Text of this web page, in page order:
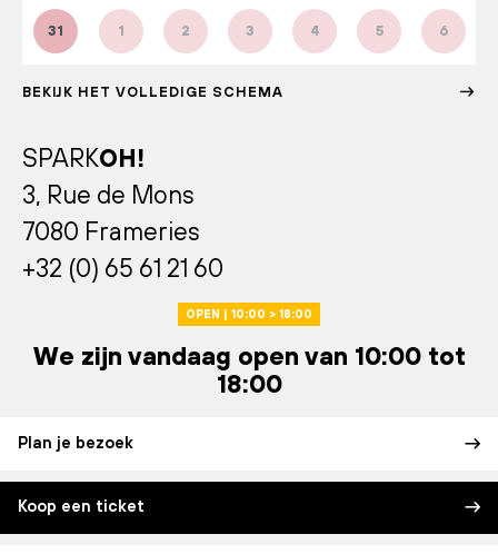
31 1 2 3 4 5 6
BEKIJK HET VOLLEDIGE SCHEMA
SPARKOH!
3, Rue de Mons
7080 Frameries
+32 (0) 65 61 21 60
OPEN | 10:00 > 18:00
We zijn vandaag open van 10:00 tot
18:00
Plan je bezoek
Koop een ticket